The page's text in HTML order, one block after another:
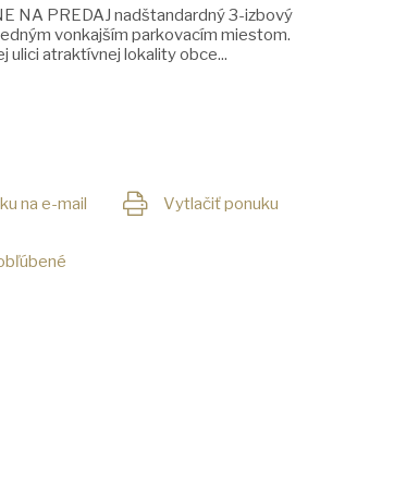
NA PREDAJ nadštandardný 3-izbový
vonkajším parkovacím miestom.
ulici atraktívnej lokality obce...
na e-mail Vytlačiť ponuku